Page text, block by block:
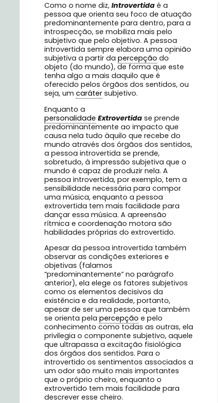
Como o nome diz, Introvertida é a
pessoa que orienta seu foco de atuação
predominantemente para dentro, para a
introspecção, se mobiliza mais pelo
subjetivo que pelo objetivo. A pessoa
introvertida sempre elabora uma opinião
subjetiva a partir da percepção do
objeto (do mundo), de forma que este
tenha algo a mais daquilo que é
oferecido pelos órgãos dos sentidos, ou
seja, um caráter subjetivo.
Enquanto a
personalidade Extrovertida se prende
predominantemente ao impacto que
causa nela tudo àquilo que recebe do
mundo através dos órgãos dos sentidos,
a pessoa introvertida se prende,
sobretudo, à impressão subjetiva que o
mundo é capaz de produzir nela. A
pessoa introvertida, por exemplo, tem a
sensibilidade necessária para compor
uma música, enquanto a pessoa
extrovertida tem mais facilidade para
dançar essa música. A apreensão
rítmica e coordenação motora são
habilidades próprias do extrovertido.
Apesar da pessoa introvertida também
observar as condições exteriores e
objetivas (falamos
“predominantemente” no parágrafo
anterior), ela elege os fatores subjetivos
como os elementos decisivos da
existência e da realidade, portanto,
apesar de ser uma pessoa que também
se orienta pela percepção e pelo
conhecimento como todas as outras, ela
privilegia o componente subjetivo, aquele
que ultrapassa a excitação fisiológica
dos órgãos dos sentidos. Para o
introvertido os sentimentos associados a
um odor são muito mais importantes
que o próprio cheiro, enquanto o
extrovertido tem mais facilidade para
descrever esse cheiro.